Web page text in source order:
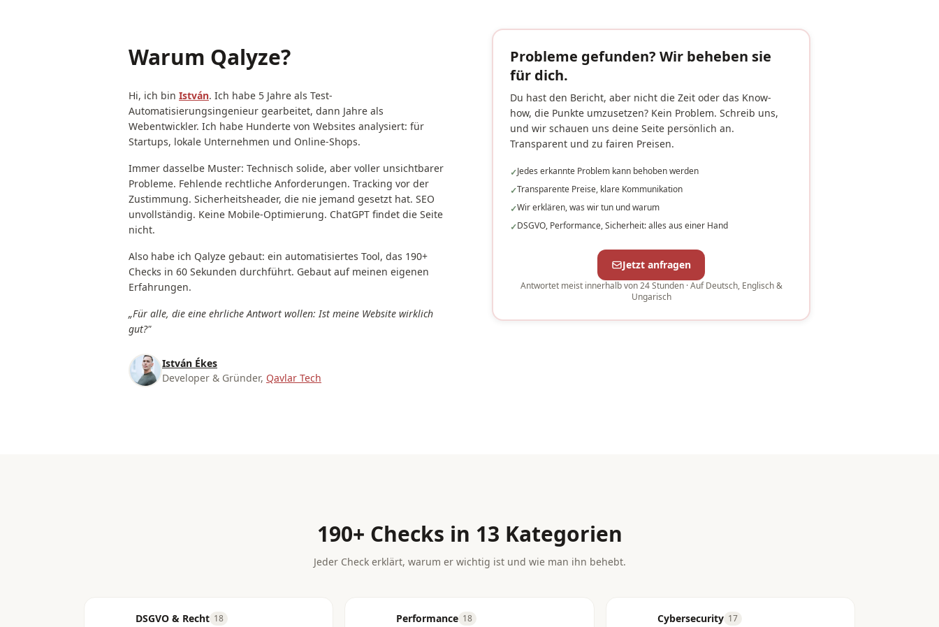
Warum Qalyze?
Hi, ich bin István. Ich habe 5 Jahre als Test-
Automatisierungsingenieur gearbeitet, dann Jahre als
Webentwickler. Ich habe Hunderte von Websites analysiert: für
Startups, lokale Unternehmen und Online-Shops.
Immer dasselbe Muster: Technisch solide, aber voller unsichtbarer
Probleme. Fehlende rechtliche Anforderungen. Tracking vor der
Zustimmung. Sicherheitsheader, die nie jemand gesetzt hat. SEO
unvollständig. Keine Mobile-Optimierung. ChatGPT findet die Seite
nicht.
Also habe ich Qalyze gebaut: ein automatisiertes Tool, das 190+
Checks in 60 Sekunden durchführt. Gebaut auf meinen eigenen
Erfahrungen.
„Für alle, die eine ehrliche Antwort wollen: Ist meine Website wirklich
gut?"
István Ékes
Developer & Gründer, Qavlar Tech
Probleme gefunden? Wir beheben sie
für dich.
Du hast den Bericht, aber nicht die Zeit oder das Know-
how, die Punkte umzusetzen? Kein Problem. Schreib uns,
und wir schauen uns deine Seite persönlich an.
Transparent und zu fairen Preisen.
✓Jedes erkannte Problem kann behoben werden
✓Transparente Preise, klare Kommunikation
✓Wir erklären, was wir tun und warum
✓DSGVO, Performance, Sicherheit: alles aus einer Hand
Jetzt anfragen
Antwortet meist innerhalb von 24 Stunden · Auf Deutsch, Englisch &
Ungarisch
190+ Checks in 13 Kategorien
Jeder Check erklärt, warum er wichtig ist und wie man ihn behebt.
DSGVO & Recht 18 Performance 18 Cybersecurity 17